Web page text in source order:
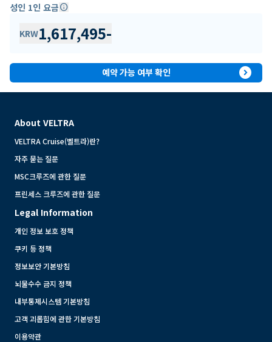
성인 1인 요금info
KRW1,617,495-
예약 가능 여부 확인 expand_circle_right
About VELTRA
VELTRA Cruise(벨트라)란?
자주 묻는 질문
MSC크루즈에 관한 질문
프린세스 크루즈에 관한 질문
Legal Information
개인 정보 보호 정책
쿠키 등 정책
정보보안 기본방침
뇌물수수 금지 정책
내부통제시스템 기본방침
고객 괴롭힘에 관한 기본방침
이용약관